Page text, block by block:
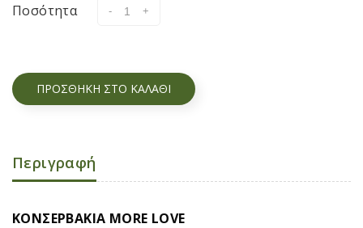
Ποσότητα
ΠΡΟΣΘΉΚΗ ΣΤΟ ΚΑΛΆΘΙ
Περιγραφή
ΚΟΝΣΕΡΒΑΚΙΑ MORE LOVE